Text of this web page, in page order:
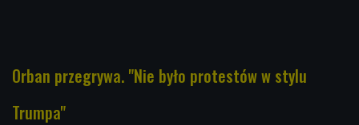
Orban przegrywa. "Nie było protestów w stylu
Trumpa"